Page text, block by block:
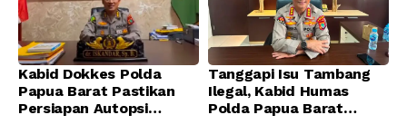
Kabid Dokkes Polda
Papua Barat Pastikan
Persiapan Autopsi
Tanggapi Isu Tambang
Ilegal, Kabid Humas
Polda Papua Barat